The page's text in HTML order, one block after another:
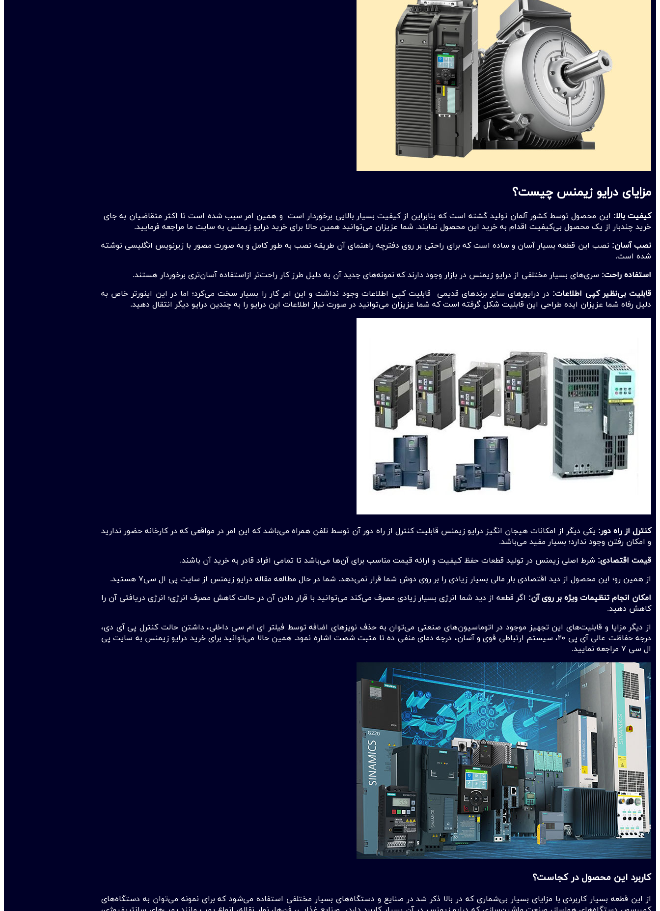
مزایای درایو زیمنس چیست؟
کیفیت بالا: این محصول توسط کشور آلمان تولید گشته است که بنابراین از کیفیت بسیار بالایی برخوردار است و همین امر سبب شده است تا اکثر متقاضیان به جای
خرید چند‌بار از یک محصول بی‌کیفیت اقدام به خرید این محصول نمایند. شما عزیزان می‌توانید همین حالا برای خرید درایو زیمنس به سایت ما مراجعه فرمایید.
نصب آسان: نصب این قطعه بسیار آسان و ساده است که برای راحتی بر روی دفترچه راهنمای آن طریقه نصب به طور کامل و به صورت مصور با زیرنویس انگلیسی نوشته
شده است.
استفاده راحت: سری‌های بسیار مختلفی از درایو زیمنس در بازار وجود دارند که نمونه‌های جدید آن به دلیل طرز کار راحت‌تر ازاستفاده آسان‌تری برخوردار هستند.
قابلیت بی‌نظیر کپی اطلاعات: در درایور‌های سایر برند‌های قدیمی قابلیت کپی اطلاعات وجود نداشت و این امر کار را بسیار سخت می‌کرد؛ اما در این اینورتر خاص به
دلیل رفاه شما عزیزان ایده طراحی این قابلیت شکل گرفته است که شما عزیزان می‌توانید در صورت نیاز اطلاعات این درایو را به چندین درایو دیگر انتقال دهید.
کنترل از راه دور: یکی دیگر از امکانات هیجان انگیز درایو زیمنس قابلیت کنترل از راه دور آن توسط تلفن همراه می‌باشد که این امر در مواقعی که در کارخانه‌ حضور ندارید
و امکان رفتن وجود ندارد؛ بسیار مفید می‌باشد.
قیمت اقتصادی: شرط اصلی زیمنس در تولید قطعات حفظ کیفیت و ارائه قیمت مناسب برای آن‌ها می‌باشد تا تمامی افراد قادر به خرید آن باشند.
از همین رو؛ این محصول از دید اقتصادی بار مالی بسیار زیادی را بر روی دوش شما قرار نمی‌دهد. شما در حال مطالعه مقاله درایو زیمنس از سایت پی ال سی۷ هستید.
امکان انجام تنظیمات ویژه بر روی آن: اگر قطعه از دید شما انرژی بسیار زیادی مصرف می‌کند می‌توانید با قرار دادن آن در حالت کاهش مصرف انرژی؛ انرژی دریافتی آن را
کاهش دهید.
از دیگر مزایا و قابلیت‌های این تجهیز موجود در اتوماسیون‌های صنعتی می‌توان به حذف نویز‌های اضافه توسط فیلتر ای ام سی داخلی، داشتن حالت کنترل پی آی دی،
درجه حفاظت عالی آی پی ۲۰، سیستم ارتباطی قوی و آسان، درجه دمای منفی ده تا مثبت شصت اشاره نمود. همین حالا می‌توانید برای خرید درایو زیمنس به سایت پی
ال سی ۷ مراجعه نمایید.
کاربرد این محصول در کجاست؟
از این قطعه بسیار کاربردی با مزایای بسیار بی‌شماری که در بالا ذکر شد در صنایع و دستگاه‌های بسیار مختلفی استفاده می‌شود که برای نمونه می‌توان به دستگاه‌های